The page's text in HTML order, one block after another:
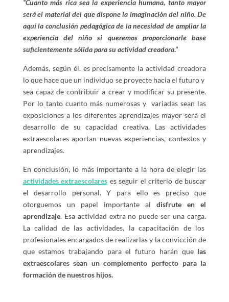
“Cuanto más rica sea la experiencia humana, tanto mayor
será el material del que dispone la imaginación del niño. De
aquí la conclusión pedagógica de la necesidad de ampliar la
experiencia del niño si queremos proporcionarle base
suficientemente sólida para su actividad creadora.”
Además, según él, es precisamente la actividad creadora
lo que hace que un individuo se proyecte hacia el futuro y
sea capaz de contribuir a crear y modificar su presente.
Por lo tanto cuanto más numerosas y variadas sean las
exposiciones a los diferentes aprendizajes mayor será el
desarrollo de su capacidad creativa. Las actividades
extraescolares aportan nuevas experiencias, contextos y
aprendizajes.
En conclusión, lo más importante a la hora de elegir las
actividades extraescolares es seguir el criterio de buscar
el desarrollo personal. Y para ello es preciso que
otorguemos un papel importante aldisfrute en el
aprendizaje. Esa actividad extra no puede ser una carga.
La calidad de las actividades, la capacitación de los
profesionales encargados de realizarlas y la convicción de
que estamos trabajando para el futuro harán que las
extraescolares sean un complemento perfecto para la
formación de nuestros hijos.